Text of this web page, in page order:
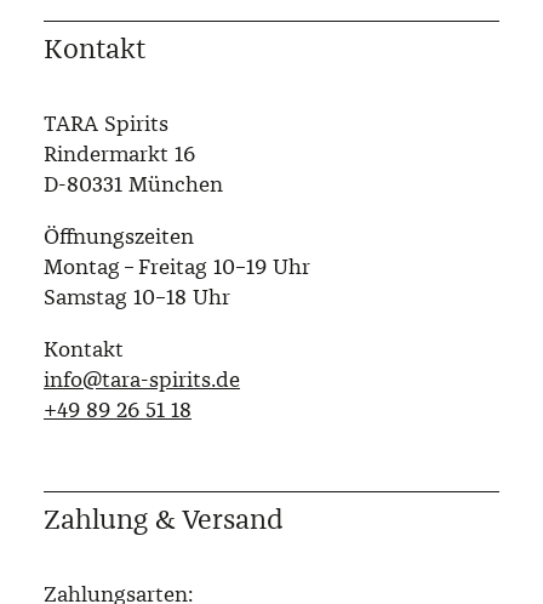
Kontakt
TARA Spirits
Rindermarkt 16
D-80331 München
Öffnungszeiten
Montag – Freitag 10–19 Uhr
Samstag 10–18 Uhr
Kontakt
info@tara-spirits.de
‭+49 89 26 51 18‬
Zahlung & Versand
Zahlungsarten: